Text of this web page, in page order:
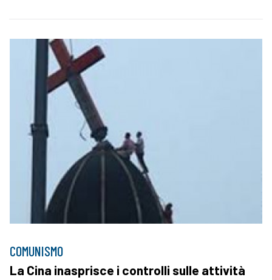
COMUNISMO
La Cina inasprisce i controlli sulle attività